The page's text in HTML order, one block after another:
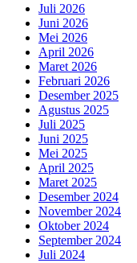
Juli 2026
Juni 2026
Mei 2026
April 2026
Maret 2026
Februari 2026
Desember 2025
Agustus 2025
Juli 2025
Juni 2025
Mei 2025
April 2025
Maret 2025
Desember 2024
November 2024
Oktober 2024
September 2024
Juli 2024